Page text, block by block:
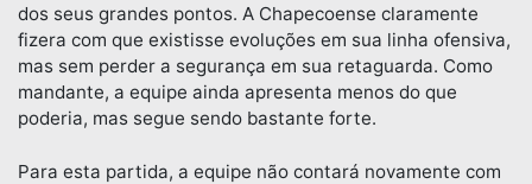
dos seus grandes pontos. A Chapecoense claramente
fizera com que existisse evoluções em sua linha ofensiva,
mas sem perder a segurança em sua retaguarda. Como
mandante, a equipe ainda apresenta menos do que
poderia, mas segue sendo bastante forte.
Para esta partida, a equipe não contará novamente com